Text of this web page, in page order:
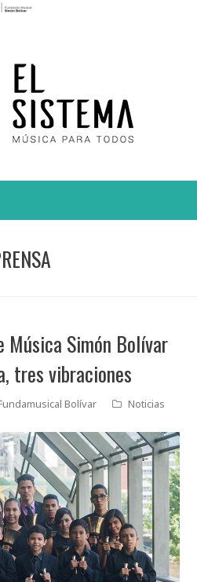
Música Simón Bolívar
tres vibraciones
Bolívar Noticias